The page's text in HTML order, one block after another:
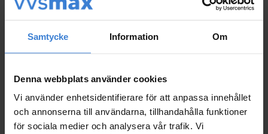
Samtycke Information Om
Denna webbplats använder cookies
Vi använder enhetsidentifierare för att anpassa innehållet
och annonserna till användarna, tillhandahålla funktioner
för sociala medier och analysera vår trafik. Vi
används som betalsätt och fakturan inte är betald än.
exklusive eventuella leveranskostnader. Det tillkommer
fraktkostnad för returen. Efter du meddelat oss om önskad
Beställningsvaror för endast returneras i hela
förpackningar/pallar, ej bruten förpackning/pall.
VVSMAX återbetalar/krediterar när returen är mottagen
och behandlad.